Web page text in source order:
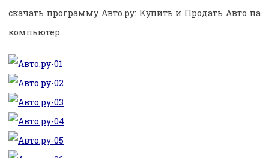
скачать программу Авто.ру: Купить и Продать Авто на
компьютер.